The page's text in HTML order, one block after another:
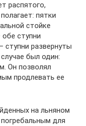
распятого,
пятки
стойке
ступни
ступни развернуты
был один:
Он позволял
продлевать ее
на льняном
для